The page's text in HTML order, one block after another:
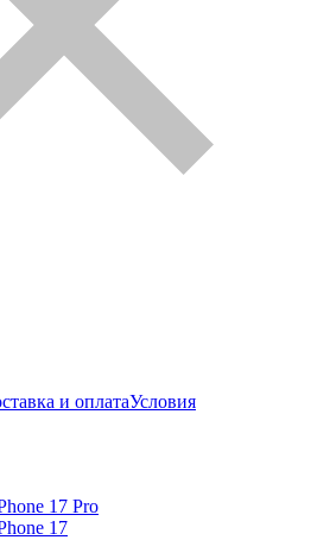
и оплатаУсловия
17 Pro
17